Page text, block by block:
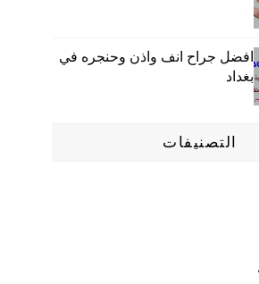
افضل جراح انف واذن وحنجره في
بغداد
التصنيفات